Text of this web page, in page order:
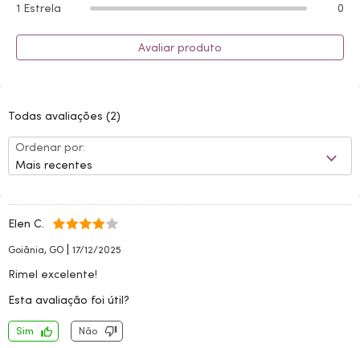
1 Estrela
0
Avaliar produto
Todas avaliações (2)
Ordenar por:
Mais recentes
Elen C.
Goiânia, GO | 17/12/2025
Rimel excelente!
Esta avaliação foi útil?
Sim Não